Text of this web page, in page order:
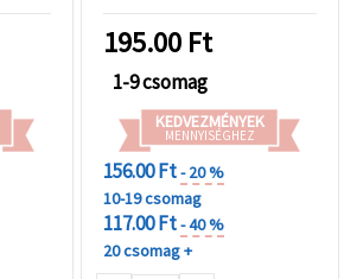
195.00 Ft
1-9 csomag
KEDVEZMÉNYEK
MENNYISÉGHEZ
156.00 Ft- 20 %
10-19 csomag
117.00 Ft- 40 %
20 csomag +